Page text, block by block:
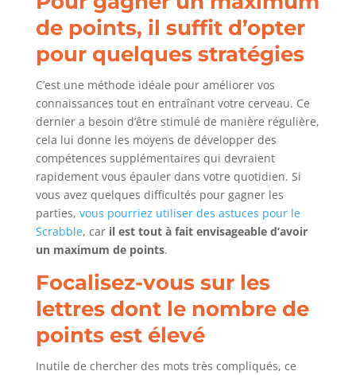
de points, il suffit d’opter
pour quelques stratégies
C’est une méthode idéale pour améliorer vos
connaissances tout en entraînant votre cerveau. Ce
dernier a besoin d’être stimulé de manière régulière,
cela lui donne les moyens de développer des
compétences supplémentaires qui devraient
rapidement vous épauler dans votre quotidien. Si
vous avez quelques difficultés pour gagner les
parties, vous pourriez utiliser des astuces pour le
Scrabble, car il est tout à fait envisageable d’avoir
un maximum de points.
Focalisez-vous sur les
lettres dont le nombre de
points est élevé
Inutile de chercher des mots très compliqués, ce